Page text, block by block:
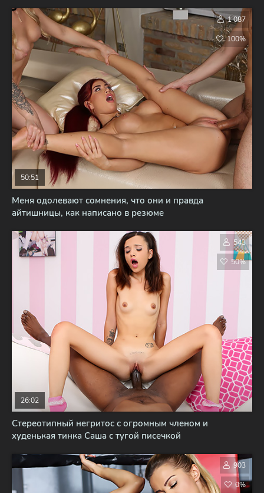
Меня одолевают сомнения, что они и правда
айтишницы, как написано в резюме
50:51
1 087
100%
Стереотипный негритос с огромным членом и
худенькая тинка Саша с тугой писечкой
26:02
543
50%
903
0%